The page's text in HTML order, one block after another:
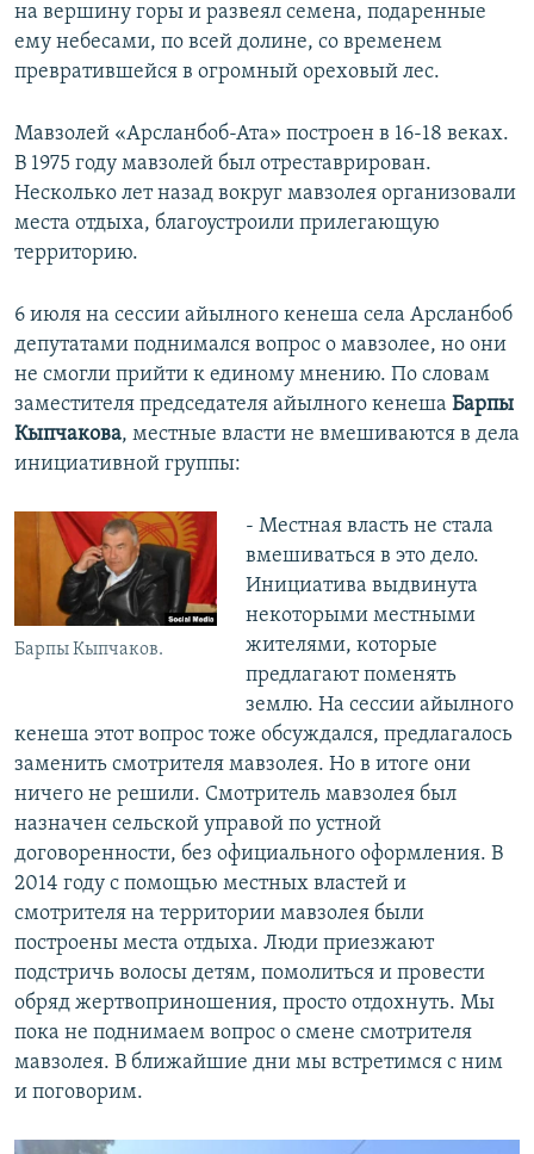
на вершину горы и развеял семена, подаренные
ему небесами, по всей долине, со временем
превратившейся в огромный ореховый лес.
Мавзолей «Арсланбоб-Ата» построен в 16-18 веках.
В 1975 году мавзолей был отреставрирован.
Несколько лет назад вокруг мавзолея организовали
места отдыха, благоустроили прилегающую
территорию.
6 июля на сессии айылного кенеша села Арсланбоб
депутатами поднимался вопрос о мавзолее, но они
не смогли прийти к единому мнению. По словам
заместителя председателя айылного кенеша Барпы
Кыпчакова, местные власти не вмешиваются в дела
инициативной группы:
Барпы Кыпчаков.
- Местная власть не стала
вмешиваться в это дело.
Инициатива выдвинута
некоторыми местными
жителями, которые
предлагают поменять
землю. На сессии айылного
кенеша этот вопрос тоже обсуждался, предлагалось
заменить смотрителя мавзолея. Но в итоге они
ничего не решили. Смотритель мавзолея был
назначен сельской управой по устной
договоренности, без официального оформления. В
2014 году с помощью местных властей и
смотрителя на территории мавзолея были
построены места отдыха. Люди приезжают
подстричь волосы детям, помолиться и провести
обряд жертвоприношения, просто отдохнуть. Мы
пока не поднимаем вопрос о смене смотрителя
мавзолея. В ближайшие дни мы встретимся с ним
и поговорим.